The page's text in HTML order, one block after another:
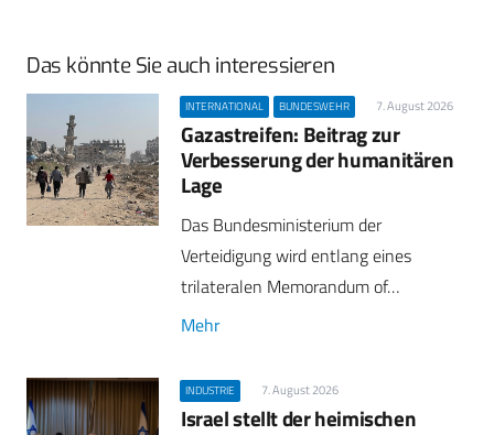
Das könnte Sie auch interessieren
INTERNATIONAL BUNDESWEHR 7. August 2026
Gazastreifen: Beitrag zur
Verbesserung der humanitären
Lage
Das Bundesministerium der
Verteidigung wird entlang eines
trilateralen Memorandum of…
Mehr
INDUSTRIE 7. August 2026
Israel stellt der heimischen